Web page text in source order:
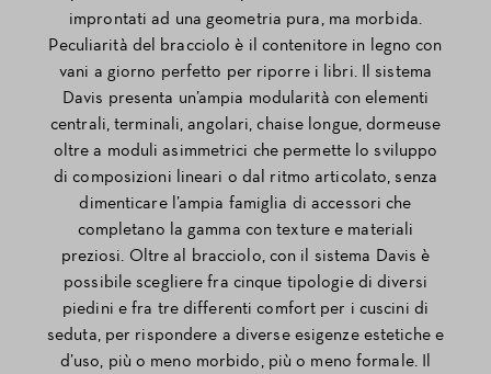
improntati ad una geometria pura, ma morbida.
Peculiarità del bracciolo è il contenitore in legno con
vani a giorno perfetto per riporre i libri. Il sistema
Davis presenta un’ampia modularità con elementi
centrali, terminali, angolari, chaise longue, dormeuse
oltre a moduli asimmetrici che permette lo sviluppo
di composizioni lineari o dal ritmo articolato, senza
dimenticare l’ampia famiglia di accessori che
completano la gamma con texture e materiali
preziosi. Oltre al bracciolo, con il sistema Davis è
possibile scegliere fra cinque tipologie di diversi
piedini e fra tre differenti comfort per i cuscini di
seduta, per rispondere a diverse esigenze estetiche e
d’uso, più o meno morbido, più o meno formale. Il